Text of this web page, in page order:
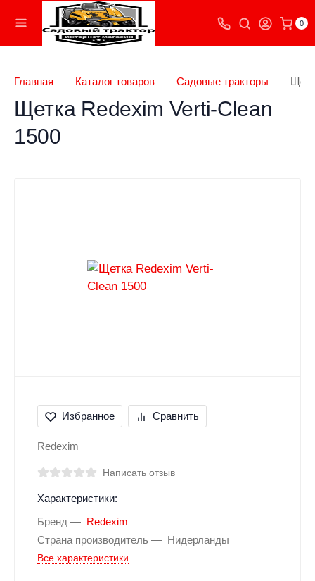
0
Главная Каталог товаров Садовые тракторы
Щетка Redexim Verti-Clean
1500
Избранное Сравнить
Redexim
Написать отзыв
Характеристики:
Бренд
Redexim
Страна производитель
Нидерланды
Все характеристики